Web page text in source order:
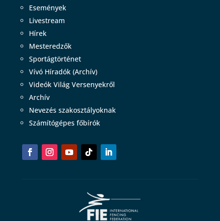
Események
Livestream
Hírek
Mesteredzők
Sportágtörténet
Vívó Híradók (Archív)
Videók Világ Versenyekről
Archív
Nevezés szakosztályoknak
Számítógépes főbírók